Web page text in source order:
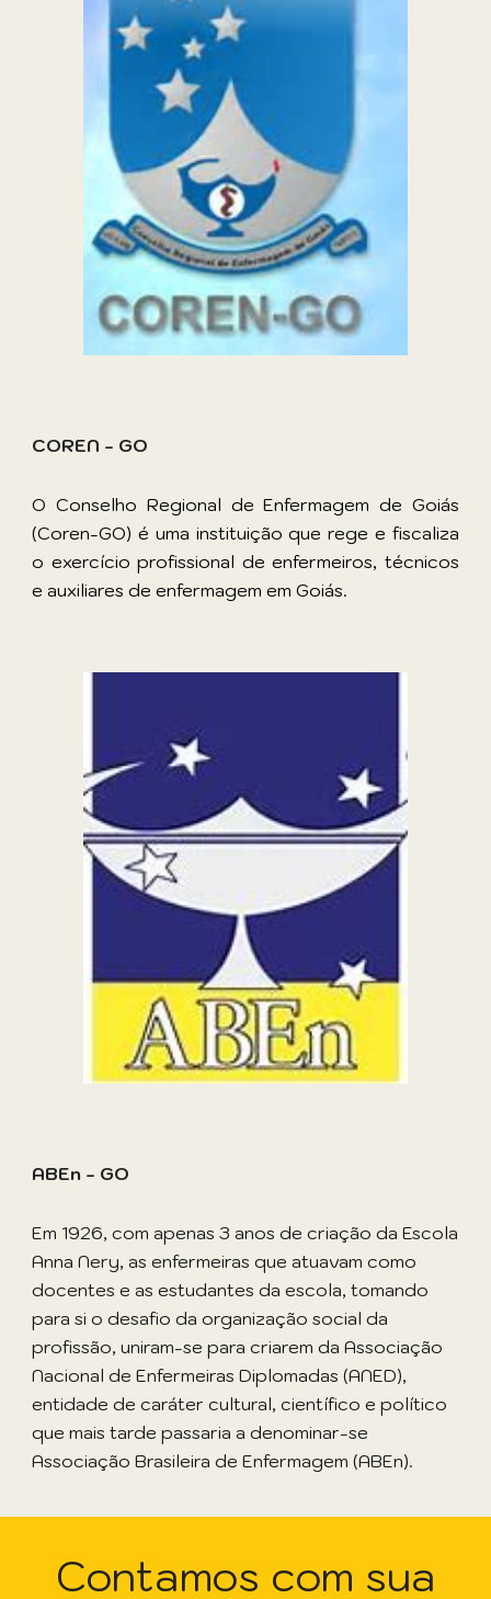
COREN - GO
OConselho Regional de Enfermagem de Goiás
(Coren-GO) é uma instituição que rege e fiscaliza
o exercício profissional de enfermeiros, técnicos
e auxiliares de enfermagem em Goiás.
ABEn - GO
Em 1926, com apenas 3 anos de criação da Escola
Anna Nery, as enfermeiras que atuavam como
docentes e as estudantes da escola, tomando
para si o desafio da organização social da
profissão, uniram-se para criarem da Associação
Nacional de Enfermeiras Diplomadas (ANED),
entidade de caráter cultural, científico e político
que mais tarde passaria a denominar-se
Associação Brasileira de Enfermagem (ABEn).
Contamos com sua